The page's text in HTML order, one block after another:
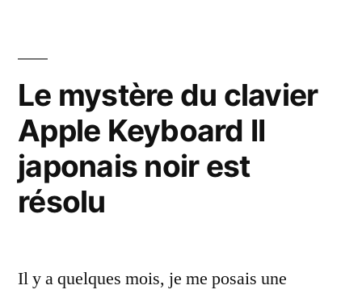
Le mystère du clavier
Apple Keyboard II
japonais noir est
résolu
Il y a quelques mois, je me posais une